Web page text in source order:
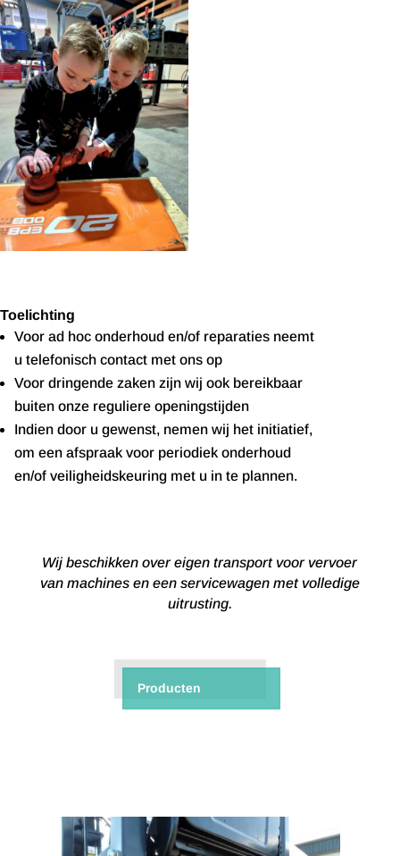
Toelichting
Voor ad hoc onderhoud en/of reparaties neemt
u telefonisch contact met ons op
Voor dringende zaken zijn wij ook bereikbaar
buiten onze reguliere openingstijden
Indien door u gewenst, nemen wij het initiatief,
om een afspraak voor periodiek onderhoud
en/of veiligheidskeuring met u in te plannen.
Wij beschikken over eigen transport voor vervoer
van machines en een servicewagen met volledige
uitrusting.
Producten